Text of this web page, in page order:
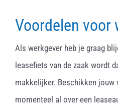
Voordelen voor
Als werkgever heb je graag
leasefiets van de zaak wordt
makkelijker. Beschikken jouw
momenteel al over een